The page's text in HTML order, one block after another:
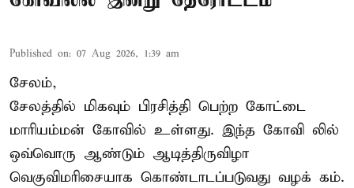
Published on: 07 Aug 2026, 1:39 am
சேலம்,
சேலத்தில் மிகவும் பிரசித்தி பெற்ற கோட்டை
மாரியம்மன் கோவில் உள்ளது. இந்த கோவி லில்
ஒவ்வொரு ஆண்டும் ஆடித்திருவிழா
வெகுவிமரிசையாக கொண்டாடப்படுவது வழக் கம்.